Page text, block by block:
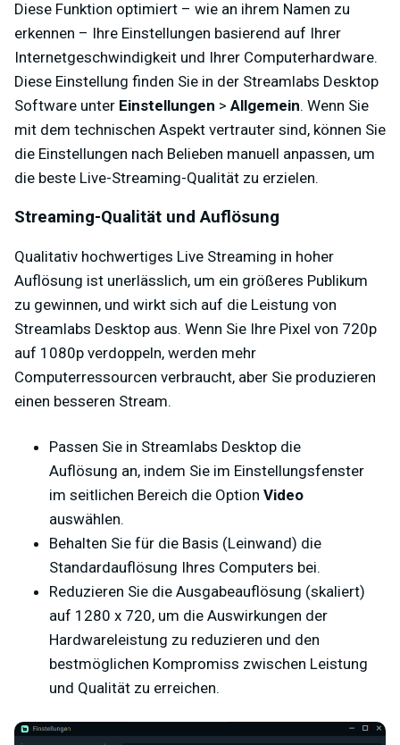
Diese Funktion optimiert – wie an ihrem Namen zu
erkennen – Ihre Einstellungen basierend auf Ihrer
Internetgeschwindigkeit und Ihrer Computerhardware.
Diese Einstellung finden Sie in der Streamlabs Desktop
Software unter Einstellungen > Allgemein. Wenn Sie
mit dem technischen Aspekt vertrauter sind, können Sie
die Einstellungen nach Belieben manuell anpassen, um
die beste Live-Streaming-Qualität zu erzielen.
Streaming-Qualität und Auflösung
Qualitativ hochwertiges Live Streaming in hoher
Auflösung ist unerlässlich, um ein größeres Publikum
zu gewinnen, und wirkt sich auf die Leistung von
Streamlabs Desktop aus. Wenn Sie Ihre Pixel von 720p
auf 1080p verdoppeln, werden mehr
Computerressourcen verbraucht, aber Sie produzieren
einen besseren Stream.
Passen Sie in Streamlabs Desktop die
Auflösung an, indem Sie im Einstellungsfenster
im seitlichen Bereich die Option Video
auswählen.
Behalten Sie für die Basis (Leinwand) die
Standardauflösung Ihres Computers bei.
Reduzieren Sie die Ausgabeauflösung (skaliert)
auf 1280 x 720, um die Auswirkungen der
Hardwareleistung zu reduzieren und den
bestmöglichen Kompromiss zwischen Leistung
und Qualität zu erreichen.